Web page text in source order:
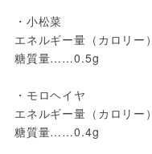
・小松菜
エネルギー量（カロリ
糖質量……0.5g
・モロヘイヤ
エネルギー量（カロリ
糖質量……0.4g